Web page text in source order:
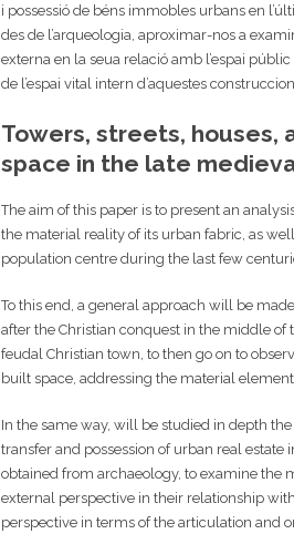
i possessió de béns immobles urbans en
des de l’arqueologia, aproximar-nos a
externa en la seua relació amb l’espai
de l’espai vital intern d’aquestes
Towers, streets,
space in the late
The aim of this paper is to present an
the material reality of its urban fabric, as
population centre during the last few
To this end, a general approach will be
after the Christian conquest in the middle
feudal Christian town, to then go on to
built space, addressing the material
In the same way, will be studied in depth
transfer and possession of urban real
obtained from archaeology, to examine the
external perspective in their relationship
perspective in terms of the articulation and